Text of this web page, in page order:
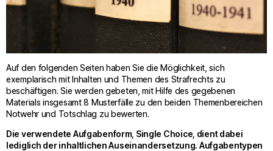
Auf den folgenden Seiten haben Sie die Möglichkeit, sich
exemplarisch mit Inhalten und Themen des Strafrechts zu
beschäftigen. Sie werden gebeten, mit Hilfe des gegebenen
Materials insgesamt 8 Musterfälle zu den beiden Themenbereichen
Notwehr und Totschlag zu bewerten.
Die verwendete Aufgabenform, Single Choice, dient dabei
lediglich der inhaltlichen Auseinandersetzung. Aufgabentypen